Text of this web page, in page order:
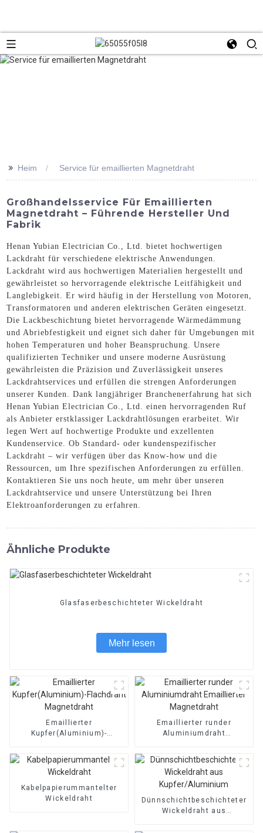
>> Heim Service für emaillierten Magnetdraht
Großhandelsservice Für Emaillierten
Magnetdraht – Führende Hersteller Und
Fabrik
Henan Yubian Electrician Co., Ltd. bietet hochwertigen
Lackdraht für verschiedene elektrische Anwendungen.
Lackdraht wird aus hochwertigen Materialien hergestellt und
gewährleistet so hervorragende elektrische Leitfähigkeit und
Langlebigkeit. Er wird häufig in der Herstellung von Motoren,
Transformatoren und anderen elektrischen Geräten eingesetzt.
Die Lackbeschichtung bietet hervorragende Wärmedämmung
und Abriebfestigkeit und eignet sich daher für Umgebungen mit
hohen Temperaturen und hoher Beanspruchung. Unsere
qualifizierten Techniker und unsere moderne Ausrüstung
gewährleisten die Präzision und Zuverlässigkeit unseres
Lackdrahtservices und erfüllen die strengen Anforderungen
unserer Kunden. Dank langjähriger Branchenerfahrung hat sich
Henan Yubian Electrician Co., Ltd. einen hervorragenden Ruf
als Anbieter erstklassiger Lackdrahtlösungen erarbeitet. Wir
legen Wert auf hochwertige Produkte und exzellenten
Kundenservice. Ob Standard- oder kundenspezifischer
Lackdraht – wir verfügen über das Know-how und die
Ressourcen, um Ihre spezifischen Anforderungen zu erfüllen.
Kontaktieren Sie uns noch heute, um mehr über unseren
Lackdrahtservice und unsere Unterstützung bei Ihren
Elektroanforderungen zu erfahren.
Ähnliche Produkte
Glasfaserbeschichteter Wickeldraht
Mehr lesen
Emaillierter
Kupfer(Aluminium)-
Emaillierter runder
Aluminiumdraht
Kabelpapierummantelter
Wickeldraht
Dünnschichtbeschichteter
Wickeldraht aus